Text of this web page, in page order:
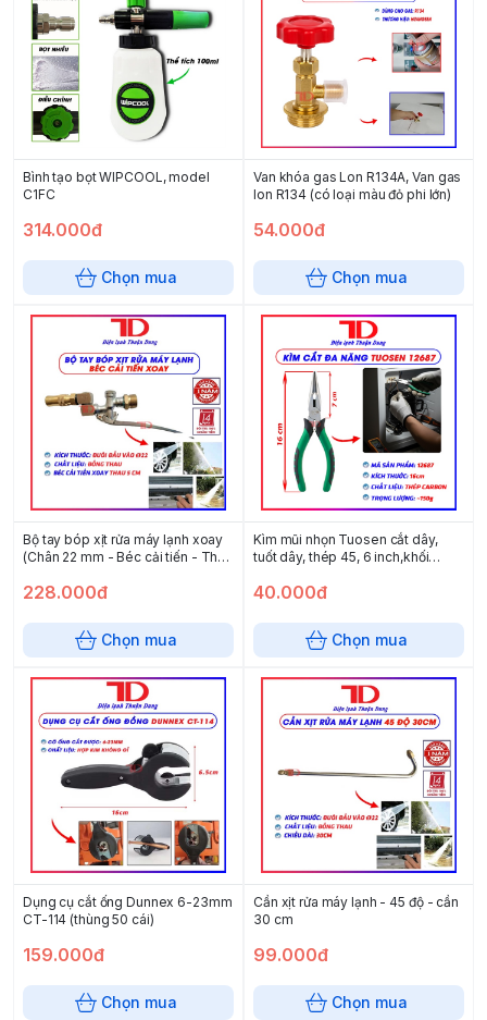
Bình tạo bọt WIPCOOL, model
C1FC
314.000đ
Chọn mua
Van khóa gas Lon R134A, Van gas
lon R134 (có loại màu đỏ phi lớn)
54.000đ
Chọn mua
Bộ tay bóp xịt rửa máy lạnh xoay
(Chân 22 mm - Béc cải tiến - Thau
228.000đ
Chọn mua
Kìm mũi nhọn Tuosen cắt dây,
tuốt dây, thép 45, 6 inch,khối
cái, thùng 96 cái)
40.000đ
Chọn mua
Dụng cụ cắt ống Dunnex 6-23mm
CT-114 (thùng 50 cái)
159.000đ
Chọn mua
Cần xịt rửa máy lạnh - 45 độ - cần
30 cm
99.000đ
Chọn mua